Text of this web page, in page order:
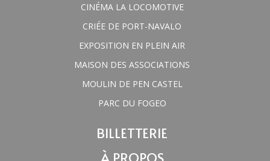
CINÉMA LA LOCOMOTIVE
CRIÉE DE PORT-NAVALO
EXPOSITION EN PLEIN AIR
MAISON DES ASSOCIATIONS
MOULIN DE PEN CASTEL
PARC DU FOGEO
BILLETTERIE